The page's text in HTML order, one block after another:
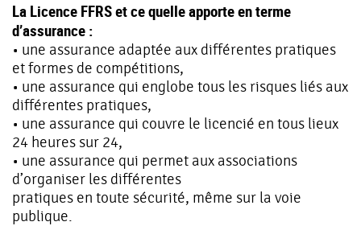
La Licence FFRS et ce quelle apporte en terme
d’assurance :
• une assurance adaptée aux différentes pratiques
et formes de compétitions,
• une assurance qui englobe tous les risques liés aux
différentes pratiques,
• une assurance qui couvre le licencié en tous lieux
24 heures sur 24,
• une assurance qui permet aux associations
d’organiser les différentes
pratiques en toute sécurité, même sur la voie
publique.